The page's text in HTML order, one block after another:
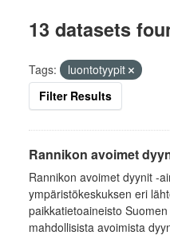
13 datasets
Tags:
luontotyypit
Filter Results
Rannikon avoimet
Rannikon avoimet dyynit -
ympäristökeskuksen eri
paikkatietoaineisto
mahdollisista avoimista